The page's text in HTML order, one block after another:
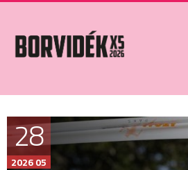
28
2026 05